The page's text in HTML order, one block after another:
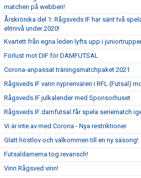
matchen på webben!
Årskrönika del 1: Rågsveds IF har sänt två
elitnivå under 2020!
Kvartett från egna leden lyfts upp i
Förlust mot DIF för DAMFUTSAL
Corona-anpassat träningsmatchpaket 2021
Rågsveds IF vann nypremiären i RFL (Futsal)
Rågsveds IF julkalender med Sponsorhuset
Rågsveds IF damfutsal får spela seriematch
Vi är inte av med Corona - Nya restriktioner
Glatt höstlov och välkommen till en ny säsong!
Futsaldamerna tog revansch!
Vinn Rågsved vinn!